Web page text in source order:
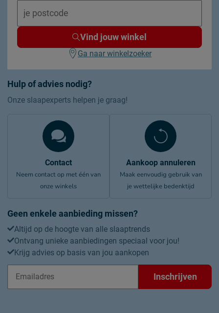
Hulp of advies nodig?
Onze slaapexperts helpen je graag!
Contact
Neem contact op met één van
onze winkels
Aankoop annuleren
Maak eenvoudig gebruik van
je wettelijke bedenktijd
Geen enkele aanbieding missen?
Altijd op de hoogte van alle slaaptrends
Ontvang unieke aanbiedingen speciaal voor jou!
Krijg advies op basis van jou aankopen
Inschrijven
Vind jouw winkel
Ga naar winkelzoeker